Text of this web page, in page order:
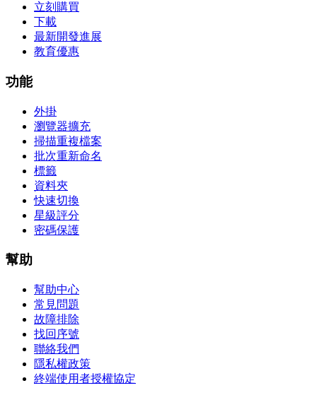
立刻購買
下載
最新開發進展
教育優惠
功能
外掛
瀏覽器擴充
掃描重複檔案
批次重新命名
標籤
資料夾
快速切換
星級評分
密碼保護
幫助
幫助中心
常見問題
故障排除
找回序號
聯絡我們
隱私權政策
終端使用者授權協定